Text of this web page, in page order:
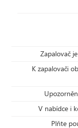
Zapalovač
K zapalovači
V nabídce i
Plňte